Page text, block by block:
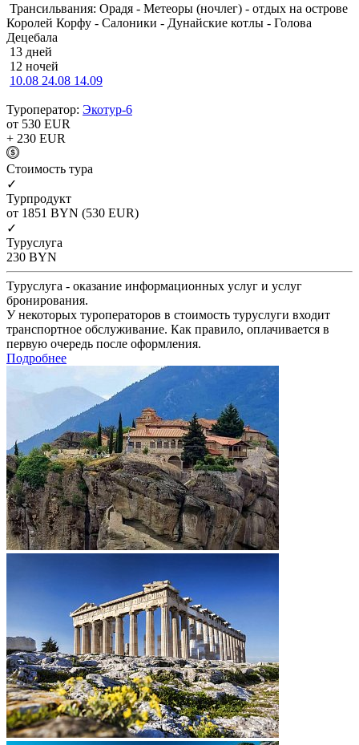
Трансильвания: Орадя - Метеоры (ночлег) - отдых на острове
Королей Корфу - Салоники - Дунайские котлы - Голова
Децебала
13 дней
12 ночей
10.08 24.08 14.09
Туроператор: Экотур-6
от 530 EUR
+ 230 EUR
Cтоимость тура
✓
Турпродукт
от 1851 BYN (530 EUR)
✓
Туруслуга
230 BYN
Туруслуга - оказание информационных услуг и услуг
бронирования.
У некоторых туроператоров в стоимость туруслуги входит
транспортное обслуживание. Как правило, оплачивается в
первую очередь после оформления.
Подробнее